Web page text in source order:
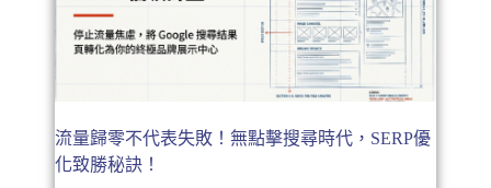
流量歸零不代表失敗！無點擊搜尋時代，SERP優
化致勝秘訣！